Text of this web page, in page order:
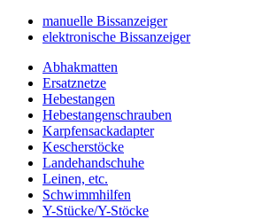
manuelle Bissanzeiger
elektronische Bissanzeiger
Abhakmatten
Ersatznetze
Hebestangen
Hebestangenschrauben
Karpfensackadapter
Kescherstöcke
Landehandschuhe
Leinen, etc.
Schwimmhilfen
Y-Stücke/Y-Stöcke